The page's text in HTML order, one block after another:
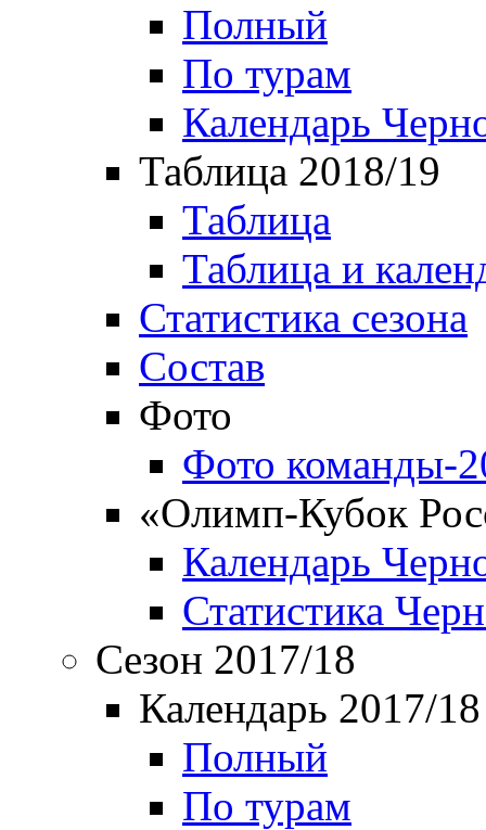
Полный
По турам
Календарь
Таблица 2018/19
Таблица
Таблица и
Статистика сезона
Состав
Фото
Фото команды-
«Олимп-Кубок
Календарь
Статистика
Сезон 2017/18
Календарь 2017/18
Полный
По турам